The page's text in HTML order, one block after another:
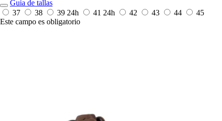
Guía de tallas
37
38 39 24h 41 24h 42 43 44
45
Este campo es obligatorio